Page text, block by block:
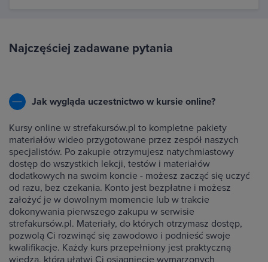
Najczęściej zadawane pytania
Jak wygląda uczestnictwo w kursie online?
Kursy online w strefakursów.pl to kompletne pakiety
materiałów wideo przygotowane przez zespół naszych
specjalistów. Po zakupie otrzymujesz natychmiastowy
dostęp do wszystkich lekcji, testów i materiałów
dodatkowych na swoim koncie - możesz zacząć się uczyć
od razu, bez czekania. Konto jest bezpłatne i możesz
założyć je w dowolnym momencie lub w trakcie
dokonywania pierwszego zakupu w serwisie
strefakursów.pl. Materiały, do których otrzymasz dostęp,
pozwolą Ci rozwinąć się zawodowo i podnieść swoje
kwalifikacje. Każdy kurs przepełniony jest praktyczną
wiedzą, która ułatwi Ci osiągnięcie wymarzonych